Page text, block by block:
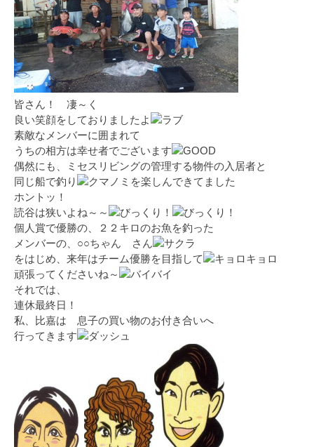
皆さん！ 凄～く
良い笑顔をしておりましたよ
素敵なメンバーに囲まれて
うちの相方は幸せ者でございます
偶然にも、ミセスリビングの管理する物件の入居者と
同じ船で釣り
を楽しんできてました
ホントッ！
読谷は狭いよね～～
個人賞で優勝の、２２キロのお魚を釣った
メンバーの、○○ちゃん さん
をはじめ、来年はチーム優勝を目指して
頑張ってくださいね～
それでは、
連休最終日！
私、比嘉は 息子の買い物のお付き合いへ
行ってきます